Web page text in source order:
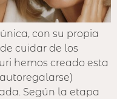
con su propia
cuidar de los
hemos creado esta
Según la etapa